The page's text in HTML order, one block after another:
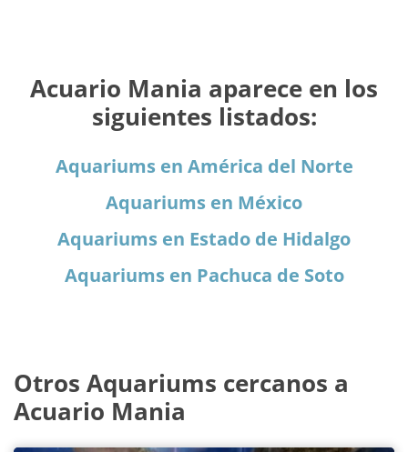
Acuario Mania aparece en los
siguientes listados:
Aquariums en América del Norte
Aquariums en México
Aquariums en Estado de Hidalgo
Aquariums en Pachuca de Soto
Otros Aquariums cercanos a
Acuario Mania